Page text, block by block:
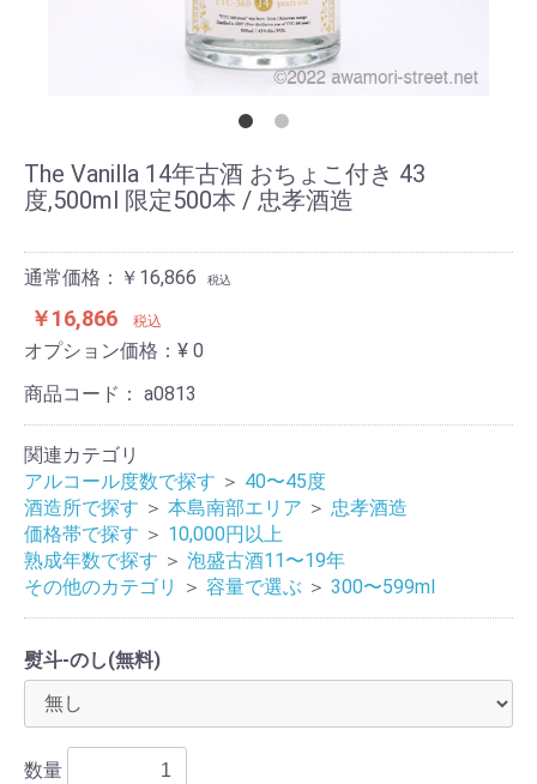
The Vanilla 14年古酒 おちょこ付き 43
度,500ml 限定500本 / 忠孝酒造
通常価格：￥16,866 税込
￥16,866 税込
オプション価格：¥ 0
商品コード： a0813
関連カテゴリ
アルコール度数で探す ＞ 40〜45度
酒造所で探す ＞ 本島南部エリア ＞ 忠孝酒造
価格帯で探す ＞ 10,000円以上
熟成年数で探す ＞ 泡盛古酒11〜19年
その他のカテゴリ
＞ 容量で選ぶ ＞ 300〜599ml
熨斗-のし(無料)
数量